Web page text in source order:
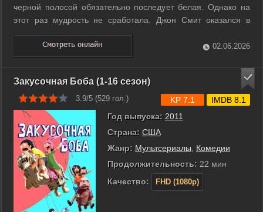
черной полосой обязательно последует белая. Однако на
этот раз мудрость не сработала. Джон Смит оказался в
плохое время в плохом месте. Из казино, где он пытался
поправить свое финансовое положение, во время игры в
покер украли ...
02.06.2026
Закусочная Боба (1-16 сезон)
3.9/5 (529 гол.)
Год выпуска: 2011
Страна: США
Жанр: Мультсериалы
Комедии
Продолжительность: 22 мин
Качество:
FHD (1080p)
KP 7.1 IMDB 8.1